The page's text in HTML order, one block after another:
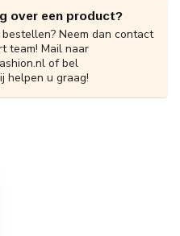
over een product?
Neem dan contact
team! Mail naar
of bel
helpen u graag!